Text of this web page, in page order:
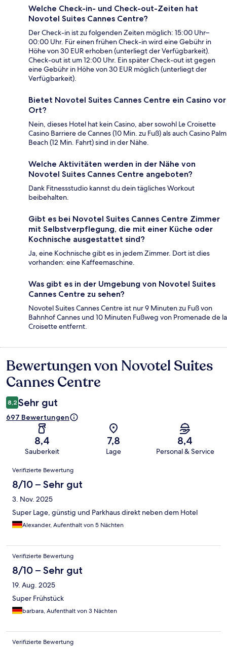
Welche Check-in- und Check-out-Zeiten hat
Novotel Suites Cannes Centre?
Der Check-in ist zu folgenden Zeiten möglich: 15:00 Uhr–
00:00 Uhr. Für einen frühen Check-in wird eine Gebühr in
Höhe von 30 EUR erhoben (unterliegt der Verfügbarkeit).
Check-out ist um 12:00 Uhr. Ein später Check-out ist gegen
eine Gebühr in Höhe von 30 EUR möglich (unterliegt der
Verfügbarkeit).
Bietet Novotel Suites Cannes Centre ein Casino vor
Ort?
Nein, dieses Hotel hat kein Casino, aber sowohl Le Croisette
Casino Barriere de Cannes (10 Min. zu Fuß) als auch Casino Palm
Beach (12 Min. Fahrt) sind in der Nähe.
Welche Aktivitäten werden in der Nähe von
Novotel Suites Cannes Centre angeboten?
Dank Fitnessstudio kannst du dein tägliches Workout
beibehalten.
Gibt es bei Novotel Suites Cannes Centre Zimmer
mit Selbstverpflegung, die mit einer Küche oder
Kochnische ausgestattet sind?
Ja, eine Kochnische gibt es in jedem Zimmer. Dort ist dies
vorhanden: eine Kaffeemaschine.
Was gibt es in der Umgebung von Novotel Suites
Cannes Centre zu sehen?
Novotel Suites Cannes Centre ist nur 9 Minuten zu Fuß von
Bahnhof Cannes und 10 Minuten Fußweg von Promenade de la
Croisette entfernt.
Bewertungen
Bewertungen von Novotel Suites
Cannes Centre
8,2 Sehr gut
697 Bewertungen
8,4
Sauberkeit
7,8
Lage
8,4
Personal & Service
Bewertungen
Verifizierte Bewertung
8/10 – Sehr gut
3. Nov. 2025
Super Lage, günstig und Parkhaus direkt neben dem Hotel
Alexander, Aufenthalt von 5 Nächten
Verifizierte Bewertung
8/10 – Sehr gut
19. Aug. 2025
Super Frühstück
barbara, Aufenthalt von 3 Nächten
Verifizierte Bewertung